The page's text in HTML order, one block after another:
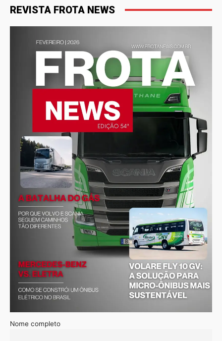
REVISTA FROTA NEWS
Nome completo